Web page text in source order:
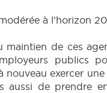
à l’horizon
de ces
publics
exercer
de prendre